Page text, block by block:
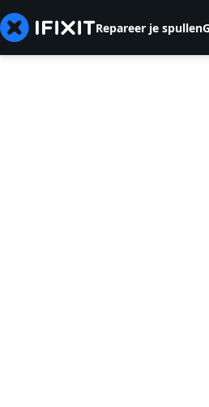
Repareer je spullen